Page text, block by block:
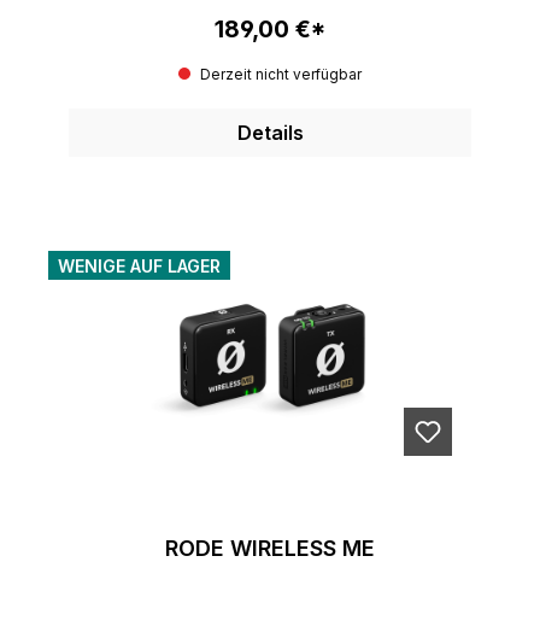
Regulärer Preis:
189,00 €*
Derzeit nicht verfügbar
Details
WENIGE AUF LAGER
RODE WIRELESS ME